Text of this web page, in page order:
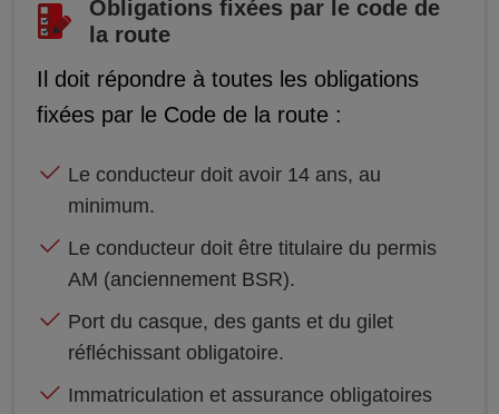
Obligations fixées par le code de
la route
Il doit répondre à toutes les obligations
fixées par le Code de la route :
Le conducteur doit avoir 14 ans, au
minimum.
Le conducteur doit être titulaire du permis
AM (anciennement BSR).
Port du casque, des gants et du gilet
réfléchissant obligatoire.
Immatriculation et assurance obligatoires